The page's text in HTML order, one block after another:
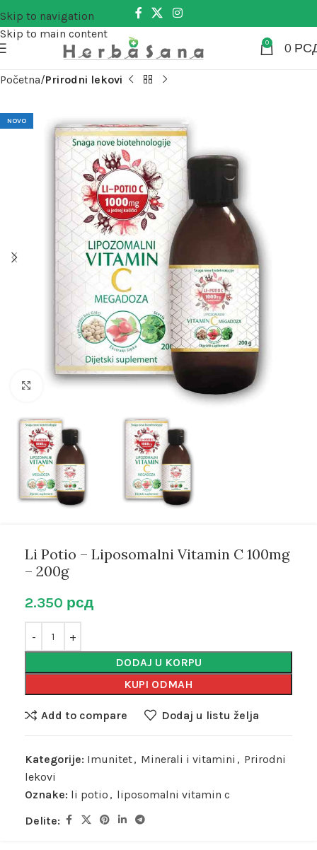
Skip to navigation
Skip to main content
0 0
Početna Prirodni lekovi
NOVO
Kliknite za uvećanje
Li Potio – Liposomalni Vitamin C 100mg
– 200g
2.350 рсд
DODAJ U KORPU
KUPI ODMAH
Add to compare Dodaj u listu želja
Kategorije: Imunitet, Minerali i vitamini , Prirodni
lekovi
Oznake: li potio , liposomalni vitamin c
Delite: